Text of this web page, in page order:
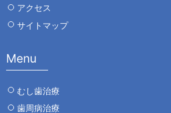
アクセス
サイトマップ
Menu
むし歯治療
歯周病治療